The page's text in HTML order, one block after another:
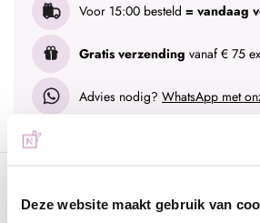
Deze website maakt gebruik van
Voor 15:00 besteld = vandaag
Gratis verzending vanaf € 75
Advies nodig? WhatsApp met